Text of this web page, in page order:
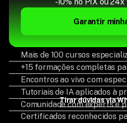
Mais de 100 cursos
+15 formações completas
Encontros ao vivo com
Tutoriais de IA aplicados à
Comunidade com experts e
Certificados reconhecidos
Garantir
Tirar dúvidas via